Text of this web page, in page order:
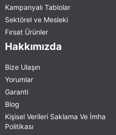
Kampanyalı Tablolar
Sektörel ve Mesleki
Fırsat Ürünler
Hakkımızda
Bize Ulaşın
Yorumlar
Garanti
Blog
Kişisel Verileri Saklama Ve İmha
Politikası